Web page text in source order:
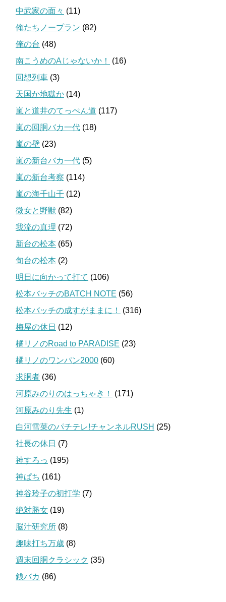
中武家の面々 (11)
俺たちノープラン (82)
俺の台 (48)
南こうめのAじゃないか！
(16)
回想列車 (3)
天国か地獄か (14)
嵐と道井のてっぺん道 (117)
嵐の回胴バカ一代 (18)
嵐の壁 (23)
嵐の新台バカ一代 (5)
嵐の新台考察 (114)
嵐の海千山千 (12)
微女と野獣 (82)
我流の真理 (72)
新台の松本 (65)
旬台の松本 (2)
明日に向かって打て (106)
松本バッチのBATCH NOTE (56)
松本バッチの成すがままに！
(316)
梅屋の休日 (12)
橘リノのRoad to PARADISE (23)
橘リノのワンパン2000 (60)
求胴者 (36)
河原みのりのはっちゃき！
(171)
河原みのり先生 (1)
白河雪菜のパチテレ!チャンネルRUSH (25)
社長の休日 (7)
神すろっ (195)
神ぱち (161)
神谷玲子の初打学 (7)
絶対勝女 (19)
脳汁研究所 (8)
趣味打ち万歳 (8)
週末回胴クラシック (35)
銭バカ (86)